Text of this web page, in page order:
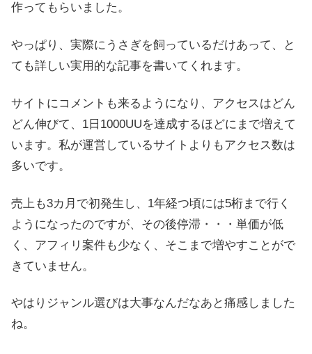
作ってもらいました。
やっぱり、実際にうさぎを飼っているだけあって、と
ても詳しい実用的な記事を書いてくれます。
サイトにコメントも来るようになり、アクセスはどん
どん伸びて、1日1000UUを達成するほどにまで増えて
います。私が運営しているサイトよりもアクセス数は
多いです。
売上も3カ月で初発生し、1年経つ頃には5桁まで行く
ようになったのですが、その後停滞・・・単価が低
く、アフィリ案件も少なく、そこまで増やすことがで
きていません。
やはりジャンル選びは大事なんだなあと痛感しました
ね。